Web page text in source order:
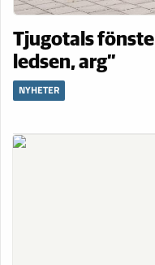
Tjugotals
ledsen, arg”
NYHETER